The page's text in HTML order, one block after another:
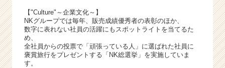
【"Culture"～企業文化～】
NKグループでは毎年、販売成績優秀者の表彰のほか、
数字に表れない社員の活躍にもスポットライトを当てるた
め、
全社員からの投票で「頑張っている人」に選ばれた社員に
褒賞旅行をプレゼントする「NK総選挙」を実施していま
す。